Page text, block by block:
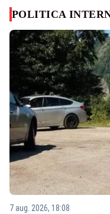
POLITICA
7 aug. 2026, 18:08